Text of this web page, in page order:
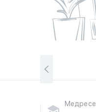
Медресе